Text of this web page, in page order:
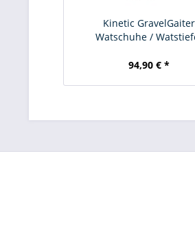
Kinetic GravelGaiter
Watschuhe /
94,90 € *